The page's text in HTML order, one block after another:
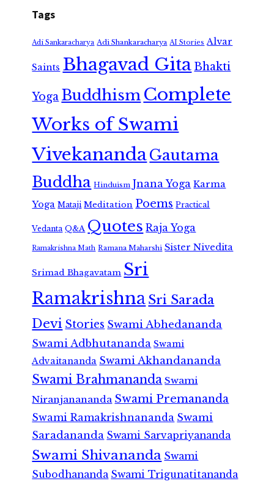
Tags
Adi Sankaracharya Adi Shankaracharya AI Stories Alvar
Saints Bhagavad GitaBhakti
Yoga Buddhism Complete
Works of Swami
VivekanandaGautama
Buddha Hinduism Jnana Yoga Karma
Yoga Mataji Meditation Poems Practical
Vedanta Q&A Quotes Raja Yoga
Ramakrishna Math Ramana Maharshi Sister Nivedita
Srimad Bhagavatam Sri
RamakrishnaSri Sarada
Devi Stories Swami Abhedananda
Swami Adbhutananda Swami
Advaitananda Swami Akhandananda
Swami Brahmananda Swami
Niranjanananda Swami Premananda
Swami Ramakrishnananda Swami
Saradananda Swami Sarvapriyananda
Swami Shivananda Swami
Subodhananda Swami Trigunatitananda